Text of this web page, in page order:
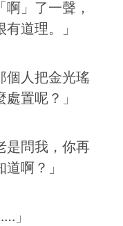
」了一聲，
道理。」
個人把金光瑤
置呢？」
是問我，你再
啊？」
」